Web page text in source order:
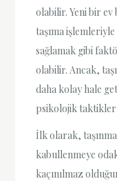
olabilir. Yeni bir
taşıma
sağlamak gibi
olabilir. Ancak,
daha kolay hale
psikolojik taktikler
İlk olarak,
kabullenmeye
kaçınılmaz